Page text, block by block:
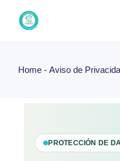
Home Aviso de
PROTECCIÓN DE